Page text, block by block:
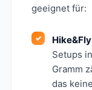
geeignet für:
Setups
Gramm
das